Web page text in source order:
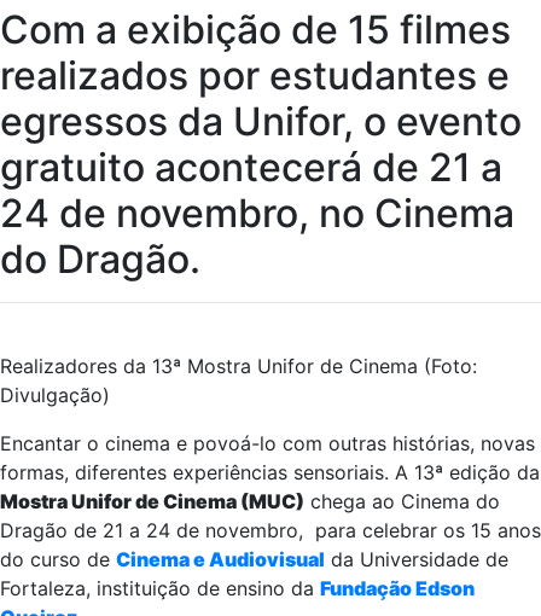
Com a exibição de 15 filmes
realizados por estudantes e
egressos da Unifor, o evento
gratuito acontecerá de 21 a
24 de novembro, no Cinema
do Dragão.
Realizadores da 13ª Mostra Unifor de Cinema (Foto:
Divulgação)
Encantar o cinema e povoá-lo com outras histórias, novas
formas, diferentes experiências sensoriais. A 13ª edição da
Mostra Unifor de Cinema (MUC) chega ao Cinema do
Dragão de 21 a 24 de novembro, para celebrar os 15 anos
do curso de Cinema e Audiovisual da Universidade de
Fortaleza, instituição de ensino da Fundação Edson